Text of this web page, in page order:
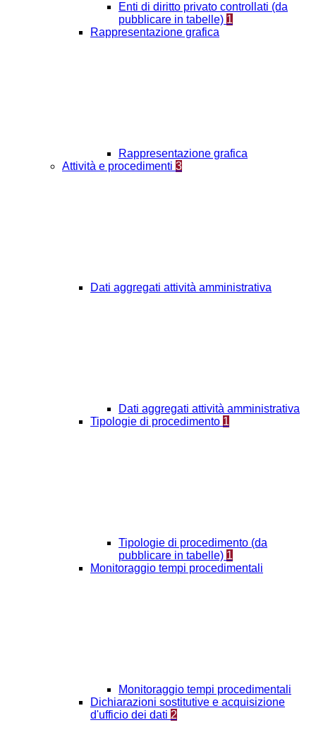
Enti di diritto privato controllati (da
pubblicare in tabelle) 1
Rappresentazione grafica
Rappresentazione grafica
Attività e procedimenti 3
Dati aggregati attività amministrativa
Dati aggregati attività amministrativa
Tipologie di procedimento 1
Tipologie di procedimento (da
pubblicare in tabelle) 1
Monitoraggio tempi procedimentali
Monitoraggio tempi procedimentali
Dichiarazioni sostitutive e acquisizione
d'ufficio dei dati 2